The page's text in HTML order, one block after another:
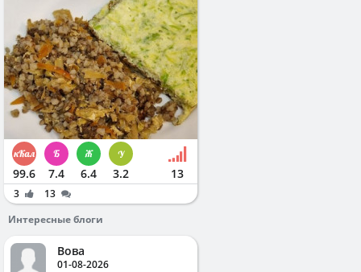
99.6 7.4 6.4 3.2 13
3
13
Интересные блоги
Вова
01-08-2026